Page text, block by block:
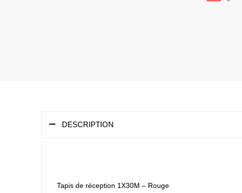
DESCRIPTION
Tapis de réception 1X30M – Rouge